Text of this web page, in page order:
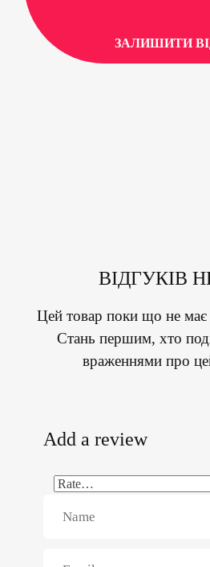
ЗАЛИШИТИ
ВІДГУКІВ
Цей товар поки що не має
Стань першим, хто
враженнями про
Add a review